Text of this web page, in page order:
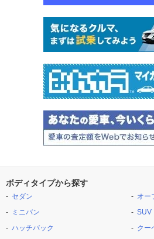
ボディタイプから探す
セダン
ミニバン
ハッチバック
オー
SUV
クー